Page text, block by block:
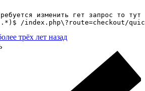
изменить гет запрос то
/index.php\?route=checkout/
трёх лет назад